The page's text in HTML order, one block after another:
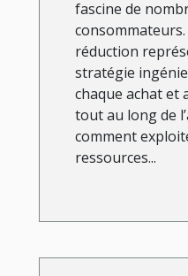
fascine de
réduction
stratégie
chaque achat et
tout au long de
comment
ressources...